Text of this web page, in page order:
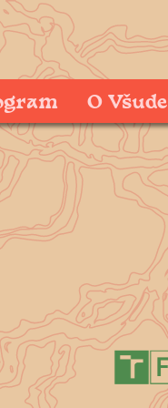
O Všude